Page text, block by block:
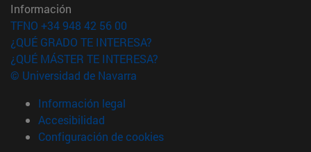
Información
TFNO +34 948 42 56 00
¿QUÉ GRADO TE INTERESA?
¿QUÉ MÁSTER TE INTERESA?
© Universidad de Navarra
Información legal
Accesibilidad
Configuración de cookies